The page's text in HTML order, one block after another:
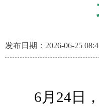
发布日期：2026-06-25
6月24日，